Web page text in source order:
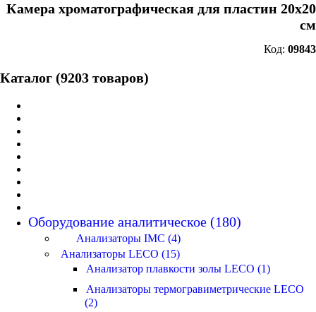
Камера хроматографическая для пластин 20х20
см
Код: 09843
Каталог (9203 товаров)
Оборудование аналитическое (180)
Анализаторы IMC (4)
Анализаторы LECO (15)
Анализатор плавкости золы LECO (1)
Анализаторы термогравиметрические LECO
(2)